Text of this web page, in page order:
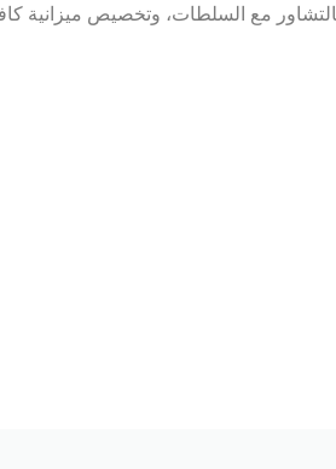
مع السلطات، وتخصيص ميزانية